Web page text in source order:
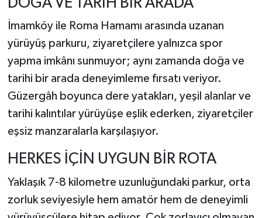
İmamköy ile Roma Hamamı arasında uzanan
yürüyüş parkuru, ziyaretçilere yalnızca spor
yapma imkânı sunmuyor; aynı zamanda doğa ve
tarihi bir arada deneyimleme fırsatı veriyor.
Güzergâh boyunca dere yatakları, yeşil alanlar ve
tarihi kalıntılar yürüyüşe eşlik ederken, ziyaretçiler
eşsiz manzaralarla karşılaşıyor.
HERKES İÇİN UYGUN BİR ROTA
Yaklaşık 7-8 kilometre uzunluğundaki parkur, orta
zorluk seviyesiyle hem amatör hem de deneyimli